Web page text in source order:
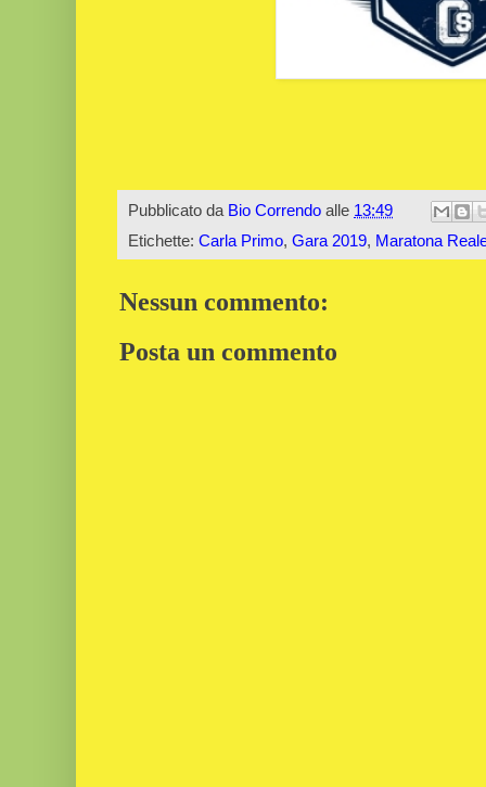
Pubblicato da Bio Correndo alle 13:49
Etichette: Carla Primo, Gara 2019, Maratona
Nessun commento:
Posta un commento